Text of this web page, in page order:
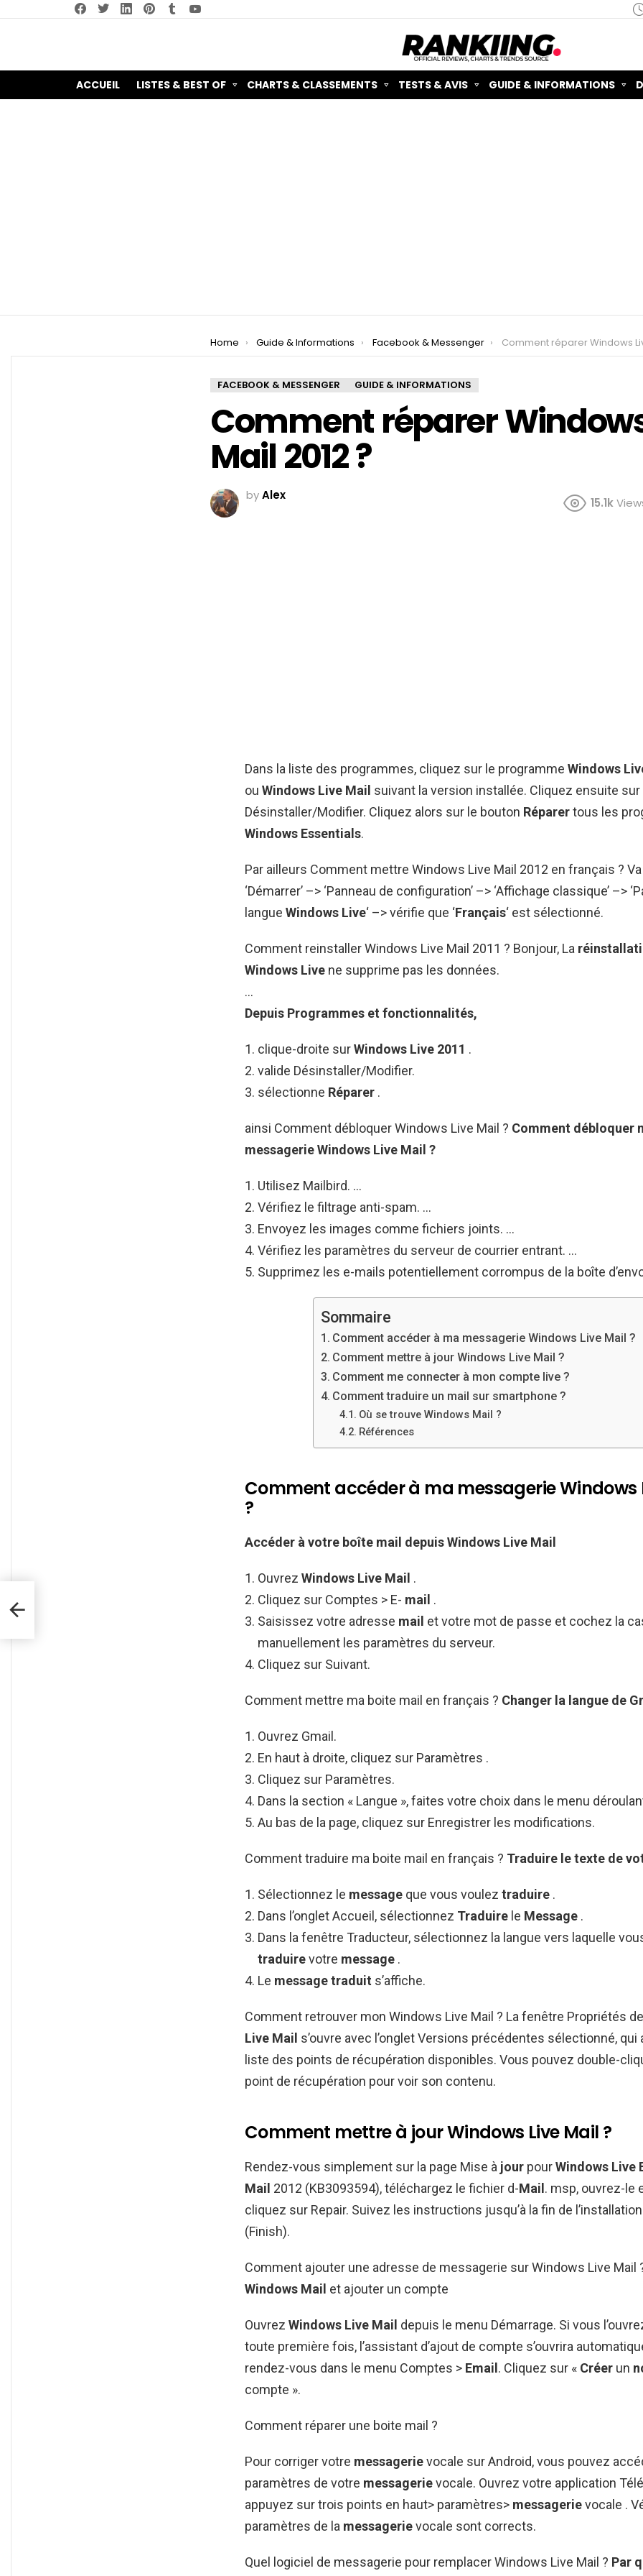
facebooktwitterlinkedin pinterest
ACCUEIL LISTES & BEST OF CHARTS & CLASSEMENTS TESTS & AVIS GUIDE & INFORMATIONS
You are here:
Home Guide & Informations Facebook & Messenger Comment réparer Windows Live Mail
FACEBOOK & MESSENGER GUIDE & INFORMATIONS
Comment réparer
Mail 2012 ?
byAlex
15.1k
Dans la liste des programmes, cliquez sur le programme Windows
ou Windows Live Mail suivant la version installée. Cliquez ensuite
Désinstaller/Modifier. Cliquez alors sur le bouton Réparertous les
Windows Essentials.
Par ailleurs Comment mettre Windows Live Mail 2012 en français ?
‘Démarrer’ –> ‘Panneau de configuration’ –> ‘Affichage classique’ –>
langue Windows Live‘ –> vérifie que ‘Français‘ est sélectionné.
Comment reinstaller Windows Live Mail 2011 ? Bonjour, La
Windows Live ne supprime pas les données.
…
Depuis Programmes et fonctionnalités,
clique-droite surWindows Live 2011 .
valide Désinstaller/Modifier.
sélectionne Réparer .
ainsi Comment débloquer Windows Live Mail ? Comment débloquer
messagerieWindows Live Mail ?
Utilisez Mailbird. …
Vérifiez le filtrage anti-spam. …
Envoyez les images comme fichiers joints. …
Vérifiez les paramètres du serveur de courrier entrant. …
Supprimez les e-mails potentiellement corrompus de la boîte
Sommaire
Comment accéder à ma messagerie Windows Live Mail ?
Comment mettre à jour Windows Live Mail ?
Comment me connecter à mon compte live ?
Comment traduire un mail sur smartphone ?
Où se trouve Windows Mail ?
Références
Comment accéder à ma messagerie Windows
?
Accéder à votre boîte mail depuisWindows Live Mail
Ouvrez Windows Live Mail .
Cliquez sur Comptes > E- mail .
Saisissez votre adresse mail et votre mot de passe et cochez la
manuellement les paramètres du serveur.
Cliquez sur Suivant.
Comment mettre ma boite mail en français ? Changer la langue de
Ouvrez Gmail.
En haut à droite, cliquez sur Paramètres .
Cliquez sur Paramètres.
Dans la section « Langue », faites votre choix dans le menu
Au bas de la page, cliquez sur Enregistrer les modifications.
Comment traduire ma boite mail en français ? Traduire le texte de
Sélectionnez le message que vous voulez traduire .
Dans l’onglet Accueil, sélectionnez Traduire le Message .
Dans la fenêtre Traducteur, sélectionnez la langue vers laquelle
traduirevotre message .
Le message traduit s’affiche.
Comment retrouver mon Windows Live Mail ? La fenêtre Propriétés de
Live Mail s’ouvre avec l’onglet Versions précédentes sélectionné, qui
liste des points de récupération disponibles. Vous pouvez double-
point de récupération pour voir son contenu.
Comment mettre à jour Windows Live Mail ?
Rendez-vous simplement sur la page Mise à jour pourWindows Live
Mail 2012 (KB3093594), téléchargez le fichier d-Mail. msp, ouvrez-le
cliquez sur Repair. Suivez les instructions jusqu’à la fin de
(Finish).
Comment ajouter une adresse de messagerie sur Windows Live Mail
Windows Mail et ajouter un compte
Ouvrez Windows Live Mail depuis le menu Démarrage. Si vous
toute première fois, l’assistant d’ajout de compte s’ouvrira
rendez-vous dans le menu Comptes > Email. Cliquez sur « Créer un
compte ».
Comment réparer une boite mail ?
Pour corriger votre messagerievocale sur Android, vous pouvez
paramètres de votre messagerievocale. Ouvrez votre application
appuyez sur trois points en haut> paramètres> messagerievocale .
paramètres de la messagerievocale sont corrects.
Quel logiciel de messagerie pour remplacer Windows Live Mail ? Par